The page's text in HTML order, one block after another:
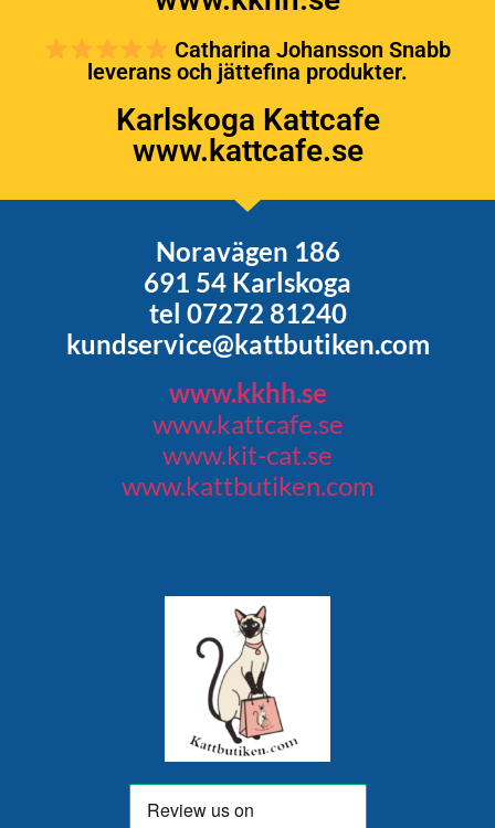
Catharina Johansson Snabb
leverans och jättefina produkter.
Karlskoga Kattcafe
www.kattcafe.se
Noravägen 186
691 54 Karlskoga
tel 07272 81240
kundservice@kattbutiken.com
www.kkhh.se
www.kattcafe.se
www.kit-cat.se
www.kattbutiken.com